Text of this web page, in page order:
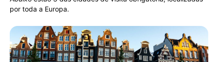
por toda a Europa.